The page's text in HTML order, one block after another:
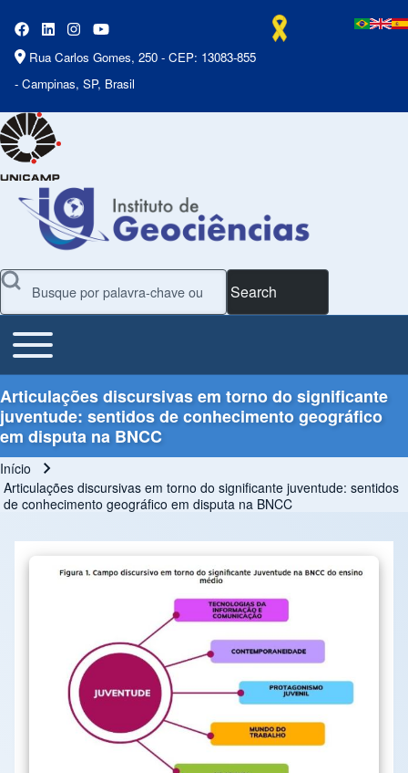
Rua Carlos Gomes, 250 - CEP: 13083-855
- Campinas, SP, Brasil
Search
Main Menu
Toggle main menu
Articulações discursivas em torno do significante
juventude: sentidos de conhecimento geográfico
em disputa na BNCC
Trilha de navegação
Início
Articulações discursivas em torno do significante juventude: sentidos
de conhecimento geográfico em disputa na BNCC